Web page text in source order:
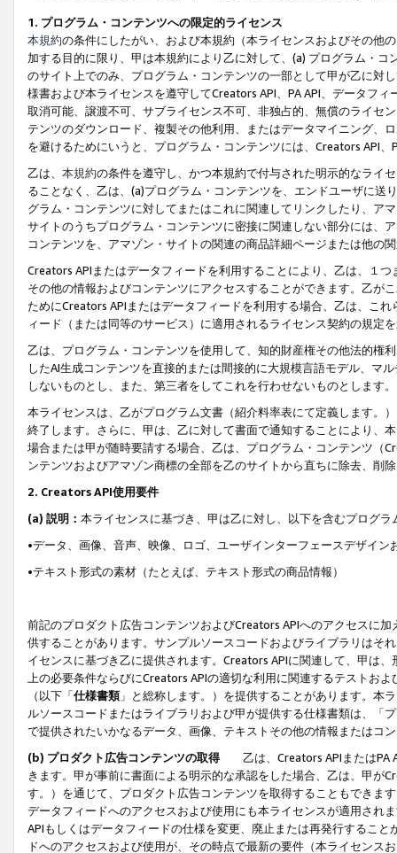
1. プログラム・コンテンツへの限定的ライセンス
本規約の条件にしたがい、および本規約（本ライセンスおよびその他
加する目的に限り、甲は本規約により乙に対して、(a) プログラム・
のサイト上でのみ、プログラム・コンテンツの一部として甲が乙に対
様書および本ライセンスを遵守してCreators API、PA API、データフ
取消可能、譲渡不可、サブライセンス不可、非独占的、無償のライセ
テンツのダウンロード、複製その他利用、またはデータマイニング、
を避けるためにいうと、プログラム・コンテンツには、Creators API
乙は、 本規約の条件を遵守し、かつ本規約で付与された明示的なライ
ることなく、乙は、(a)プログラム・コンテンツを、エンドユーザに
グラム・コンテンツに対してまたはこれに関連してリンクしたり、ア
サイトのうちプログラム・コンテンツに密接に関連しない部分には、
コンテンツを、アマゾン・サイトの関連の商品詳細ページまたは他の
Creators APIまたはデータフィードを利用することにより、乙は、１
その他の情報およびコンテンツにアクセスすることができます。乙が
ためにCreators APIまたはデータフィードを利用する場合、乙は、こ
ィード（または同等のサービス）に適用されるライセンス契約の規定
乙は、プログラム・コンテンツを使用して、知的財産権その他法的権
したAI生成コンテンツを直接的または間接的に大規模言語モデル、マ
しないものとし、また、第三者をしてこれを行わせないものとします。
本ライセンスは、乙がプログラム文書（紹介料率表にて定義します。
終了します。さらに、甲は、乙に対して書面で通知することにより、
場合または甲が随時要請する場合、乙は、プログラム・コンテンツ（
ンテンツおよびアマゾン商標の全部を乙のサイトから直ちに除去、削
2. Creators API使用要件
(a) 説明： 本ライセンスに基づき、甲は乙に対し、以下を含むプログ
•データ、画像、音声、映像、ロゴ、ユーザインターフェースデザイ
•テキスト形式の素材（たとえば、テキスト形式の商品情報）
前記のプロダクト広告コンテンツおよびCreators APIへのアクセスに
供することがあります。サンプルソースコードおよびライブラリはそ
イセンスに基づき乙に提供されます。Creators APIに関連して、甲は
上の必要条件ならびにCreators APIの適切な利用に関連するテストお
（以下「仕様書類」と総称します。）を提供することがあります。本
ルソースコードまたはライブラリおよび甲が提供する仕様書類は、「
で提供されたいかなるデータ、画像、テキストその他の情報またはコ
(b) プロダクト広告コンテンツの取得
乙は、Creators APIまたはPA
きます。甲が事前に書面による明示的な承認をした場合、乙は、甲が
す。）を通じて、プロダクト広告コンテンツを取得することもできま
データフィードへのアクセスおよび使用にも本ライセンスが適用され
APIもしくはデータフィードの仕様を変更、廃止または再発行するこ
ドへのアクセスおよび使用が、その時点で最新の要件（本ライセン